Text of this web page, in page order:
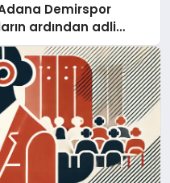
Demirspor
ardından adli
duyurdu.